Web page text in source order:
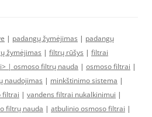
| padangų žymėjimas | padangų
žymėjimas | filtrų rūšys | filtrai
| osmoso filtrų nauda | osmoso filtrai |
naudojimas | minkštinimo sistema |
filtrai | vandens filtrai nukalkinimui |
filtrų nauda | atbulinio osmoso filtrai |